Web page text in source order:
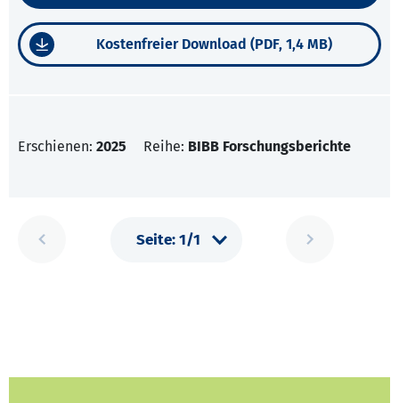
Kostenfreier Download (PDF, 1,4 MB)
Erschienen: 2025 Reihe: BIBB Forschungsberichte